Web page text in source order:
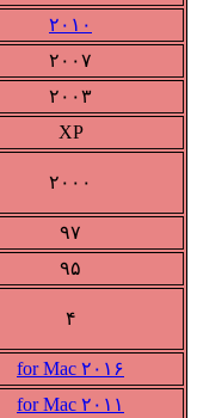
۲۰۱۰
۲۰۰۷
۲۰۰۳
XP
۲۰۰۰
۹۷
۹۵
۴
۲۰۱۶ for Mac
۲۰۱۱ for Mac